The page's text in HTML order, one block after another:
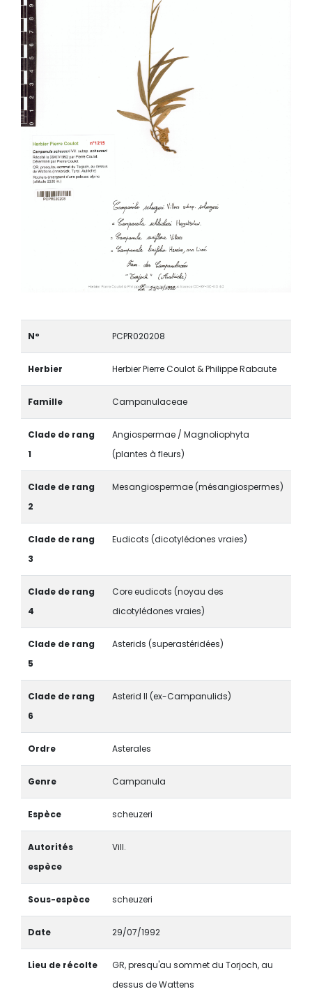
N° PCPR020208
Herbier Herbier Pierre Coulot & Philippe Rabaute
Famille Campanulaceae
Clade de rang
1
Angiospermae / Magnoliophyta
(plantes à fleurs)
Clade de rang
2
Mesangiospermae (mésangiospermes)
Clade de rang
3
Eudicots (dicotylédones vraies)
Clade de rang
4
Core eudicots (noyau des
dicotylédones vraies)
Clade de rang
5
Asterids (superastéridées)
Clade de rang
6
Asterid II (ex-Campanulids)
Ordre Asterales
Genre Campanula
Espèce scheuzeri
Autorités
espèce
Vill.
Sous-espèce scheuzeri
Date 29/07/1992
Lieu de récolte
GR, presqu'au sommet du Torjoch, au
dessus de Wattens